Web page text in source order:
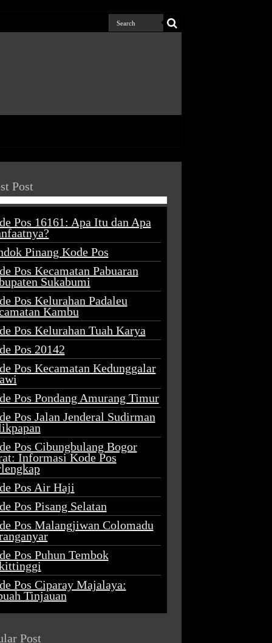
Post
Pos 16161: Apa Itu dan Apa
Pinang Kode Pos
Pos Kecamatan Pabuaran
Sukabumi
Pos Kelurahan Padaleu
Kambu
Pos Kelurahan Tuah Karya
Pos 20142
Pos Kecamatan Kedunggalar
Pos Pondang Amurang Timur
Pos Jalan Jenderal Sudirman
Pos Cibungbulang Bogor
Informasi Kode Pos
Pos Air Haji
Pos Pisang Selatan
Pos Malangjiwan Colomadu
Pos Puhun Tembok
Pos Ciparay Majalaya:
Tinjauan
Post